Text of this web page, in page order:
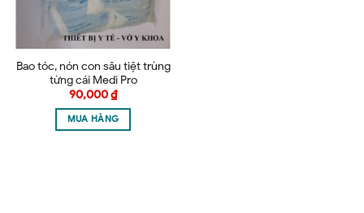
Bao tóc, nón con sâu tiệt trùng
từng cái Medi Pro
90,000₫
MUA HÀNG